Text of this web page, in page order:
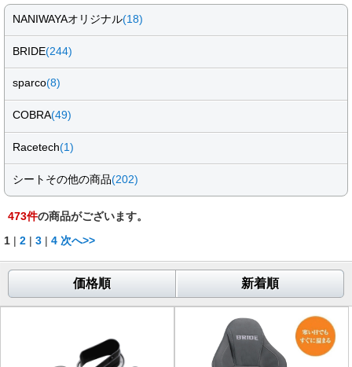
NANIWAYAオリジナル(18)
BRIDE(244)
sparco(8)
COBRA(49)
Racetech(1)
シートその他の商品(202)
473件の商品がございます。
1 | 2 | 3 | 4 次へ>>
価格順 新着順